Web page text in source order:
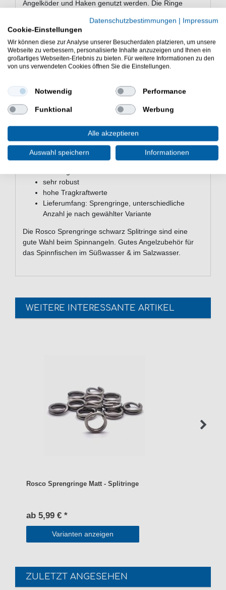
Angelköder und Haken genutzt werden. Die Ringe
unter starken Belastungen nur schwer aufbiegen.
Dieses Modell besitzt eine schwarze Farbe, sodass
Lichtreflektionen des Angelzubehörs verringert werden
können. Die Sprengringe sind aus Edelstahl gefertigt,
sodass sie neben dem Angeln im Süßwasser auch im
Eigenschaften der Rosco
Sprengringe schwarz Splitringe
Sprengringe zum Angeln
Farbe: Schwarz
aus Edelstahl
sehr robust
hohe Tragkraftwerte
Lieferumfang: Sprengringe, unterschiedliche
Anzahl je nach gewählter Variante
Die Rosco Sprengringe schwarz Splitringe sind eine
gute Wahl beim Spinnangeln. Gutes Angelzubehör für
das Spinnfischen im Süßwasser & im Salzwasser.
WEITERE INTERESSANTE ARTIKEL
Rosco Sprengringe Matt - Splitringe
ab 5,99 € *
Varianten anzeigen
ZULETZT ANGESEHEN
Datenschutzbestimmungen | Impressum
Cookie-Einstellungen
Wir können diese zur Analyse unserer Besucherdaten platzieren, um unsere
Webseite zu verbessern, personalisierte Inhalte anzuzeigen und Ihnen ein
großartiges Webseiten-Erlebnis zu bieten. Für weitere Informationen zu den
von uns verwendeten Cookies öffnen Sie die Einstellungen.
Notwendig Performance
Funktional Werbung
Alle akzeptieren
Auswahl speichern Informationen